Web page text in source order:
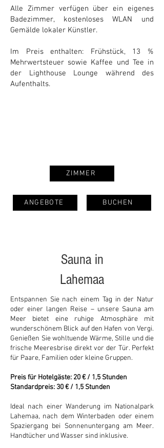
Alle Zimmer verfügen über ein eigenes
Badezimmer, kostenloses WLAN und
Gemälde lokaler Künstler.
Im Preis enthalten: Frühstück, 13 %
Mehrwertsteuer sowie Kaffee und Tee in
der Lighthouse Lounge während des
Aufenthalts.
ZIMMER
ANGEBOTE BUCHEN
Sauna in
Lahemaa
Entspannen Sie nach einem Tag in der Natur
oder einer langen Reise – unsere Sauna am
Meer bietet eine ruhige Atmosphäre mit
wunderschönem Blick auf den Hafen von Vergi.
Genießen Sie wohltuende Wärme, Stille und die
frische Meeresbrise direkt vor der Tür. Perfekt
für Paare, Familien oder kleine Gruppen.
Preis für Hotelgäste: 20 € / 1,5 Stunden
Standardpreis: 30 € / 1,5 Stunden
Ideal nach einer Wanderung im Nationalpark
Lahemaa, nach dem Winterbaden oder einem
Spaziergang bei Sonnenuntergang am Meer.
Handtücher und Wasser sind inklusive.